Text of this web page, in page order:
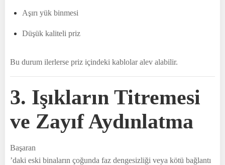
Aşırı yük binmesi
Düşük kaliteli priz
Bu durum ilerlerse priz içindeki kablolar alev alabilir.
3. Işıkların Titremesi
ve Zayıf Aydınlatma
Başaran
’daki eski binaların çoğunda faz dengesizliği veya kötü bağlantı